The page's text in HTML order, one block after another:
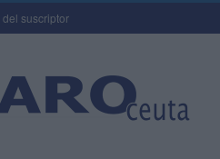
del suscriptor